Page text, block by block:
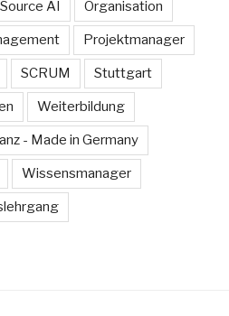
AI Organisation
Projektmanager
SCRUM Stuttgart
Weiterbildung
- Made in Germany
Wissensmanager